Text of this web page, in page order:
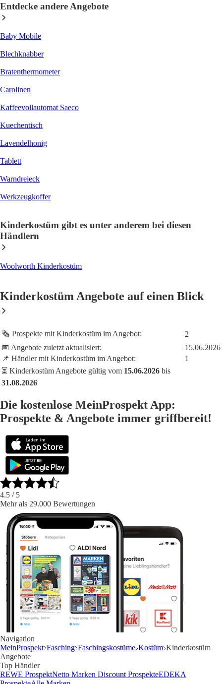
Entdecke andere Angebote
Baby Mobile
Blechknabber
Bratenthermometer
Carolinen
Kaffeevollautomat Saeco
Kuechentisch
Lavendelhonig
Tablett
Warndreieck
Werkzeugkoffer
Kinderkostüm gibt es unter anderem bei diesen
Händlern
Woolworth Kinderkostüm
Kinderkostüm Angebote auf einen Blick
🗞️ Prospekte mit Kinderkostüm im Angebot:
2
📅 Angebote zuletzt aktualisiert:
15.06.2026
📌 Händler mit Kinderkostüm im Angebot:
1
⏳ Kinderkostüm Angebote gültig vom 15.06.2026 bis
31.08.2026
Die kostenlose MeinProspekt App:
Prospekte & Angebote immer griffbereit!
4.5 / 5
Mehr als 29.000 Bewertungen
Navigation
MeinProspekt Fasching Faschingskostüme Kostüm Kinderkostüm
Angebote
Top Händler
REWE ProspektNetto Marken Discount ProspekteEDEKA